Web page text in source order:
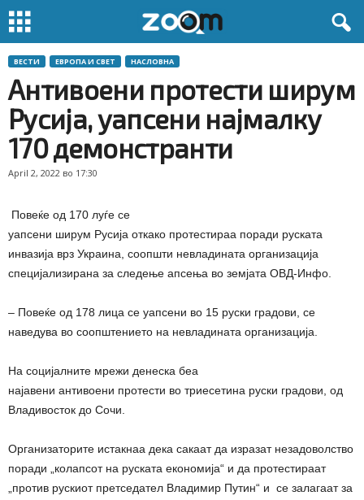
ВЕСТИ ЕВРОПА И СВЕТ НАСЛОВНА
Антивоени протести ширум
Русија, уапсени најмалку
170 демонстранти
April 2, 2022 во 17:30
Повеќе од 170 луѓе се
уапсени ширум Русија откако протестираа поради руската
инвазија врз Украина, соопшти невладината организација
специјализирана за следење апсења во земјата ОВД-Инфо.
– Повеќе од 178 лица се уапсени во 15 руски градови, се
наведува во соопштението на невладината организација.
На социјалните мрежи денеска беа
најавени антивоени протести во триесетина руски градови, од
Владивосток до Сочи.
Организаторите истакнаа дека сакаат да изразат незадоволство
поради „колапсот на руската економија“ и да протестираат
„против рускиот претседател Владимир Путин“ и се залагаат за